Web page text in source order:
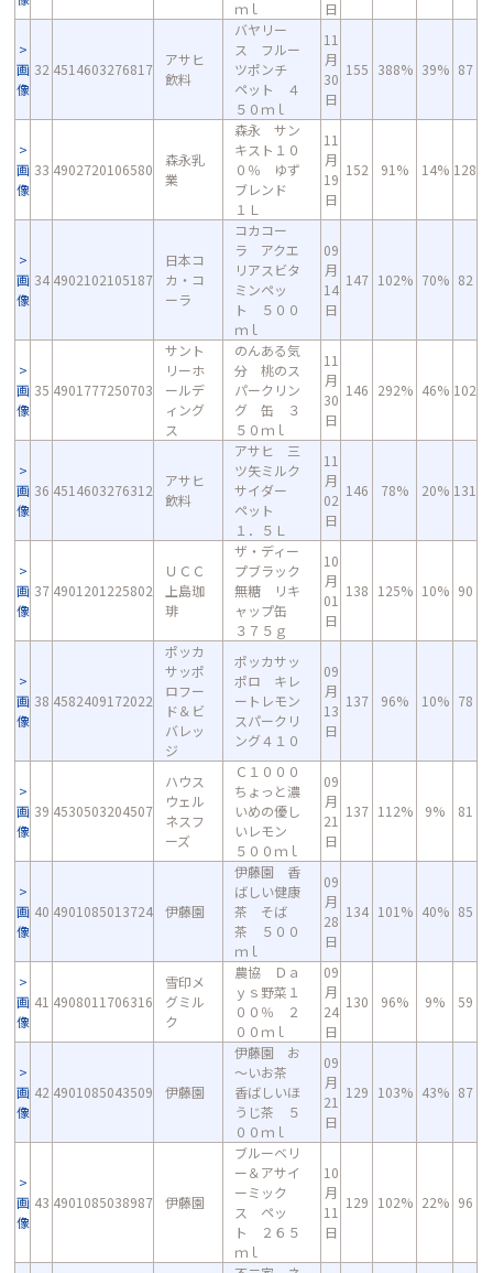
ｍｌ
日
画
像
32 4514603276817
アサヒ
飲料
バヤリー
ス フルー
ツポンチ
ペット ４
５０ｍｌ
11
月
30
日
155 388% 39% 87
画
像
33 4902720106580
森永乳
業
森永 サン
キスト１０
０％ ゆず
ブレンド
１Ｌ
11
月
19
日
152 91% 14% 128
画
像
34 4902102105187
日本コ
カ・コ
ーラ
コカコー
ラ アクエ
リアスビタ
ミンペッ
ト ５００
ｍｌ
09
月
14
日
147 102% 70% 82
画
像
35 4901777250703
サント
リーホ
ールデ
ィング
ス
のんある気
分 桃のス
パークリン
グ 缶 ３
５０ｍｌ
11
月
30
日
146 292% 46% 102
画
像
36 4514603276312
アサヒ
飲料
アサヒ 三
ツ矢ミルク
サイダー
ペット
１．５Ｌ
11
月
02
日
146 78% 20% 131
画
像
37 4901201225802
ＵＣＣ
上島珈
琲
ザ・ディー
プブラック
無糖 リキ
ャップ缶
３７５ｇ
10
月
01
日
138 125% 10% 90
画
像
38 4582409172022
ポッカ
サッポ
ロフー
ド＆ビ
バレッ
ジ
ポッカサッ
ポロ キレ
ートレモン
スパークリ
ング４１０
09
月
13
日
137 96% 10% 78
画
像
39 4530503204507
ハウス
ウェル
ネスフ
ーズ
Ｃ１０００
ちょっと濃
いめの優し
いレモン
５００ｍｌ
09
月
21
日
137 112% 9% 81
画
像
40 4901085013724 伊藤園
伊藤園 香
ばしい健康
茶 そば
茶 ５００
ｍｌ
09
月
28
日
134 101% 40% 85
画
像
41 4908011706316
雪印メ
グミル
ク
農協 Ｄａ
ｙｓ野菜１
００％ ２
００ｍｌ
09
月
24
日
130 96% 9% 59
画
像
42 4901085043509 伊藤園
伊藤園 お
～いお茶
香ばしいほ
うじ茶 ５
００ｍｌ
09
月
21
日
129 103% 43% 87
画
像
43 4901085038987 伊藤園
ブルーベリ
ー＆アサイ
ーミック
ス ペッ
ト ２６５
ｍｌ
10
月
11
日
129 102% 22% 96